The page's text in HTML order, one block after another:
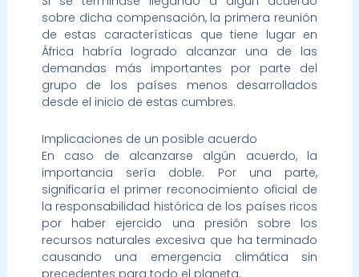
sobre dicha compensación, la primera reunión
de estas características que tiene lugar en
África habría logrado alcanzar una de las
demandas más importantes por parte del
grupo de los países menos desarrollados
desde el inicio de estas cumbres.
Implicaciones de un posible acuerdo
En caso de alcanzarse algún acuerdo, la
importancia sería doble. Por una parte,
significaría el primer reconocimiento oficial de
la responsabilidad histórica de los países ricos
por haber ejercido una presión sobre los
recursos naturales excesiva que ha terminado
causando una emergencia climática sin
precedentes para todo el planeta.